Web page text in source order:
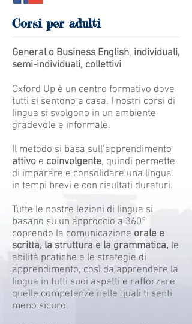
Corsi per adulti
General o Business English, individuali,
semi-individuali, collettivi
Oxford Up è un centro formativo dove
tutti si sentono a casa. I nostri corsi di
lingua si svolgono in un ambiente
gradevole e informale.
Il metodo si basa sull’apprendimento
attivo e coinvolgente, quindi permette
di imparare e consolidare una lingua
in tempi brevi e con risultati duraturi.
Tutte le nostre lezioni di lingua si
basano su un approccio a 360°
coprendo la comunicazione orale e
scritta, la struttura e la grammatica, le
abilità pratiche e le strategie di
apprendimento, così da apprendere la
lingua in tutti suoi aspetti e rafforzare
quelle competenze nelle quali ti senti
meno sicuro.